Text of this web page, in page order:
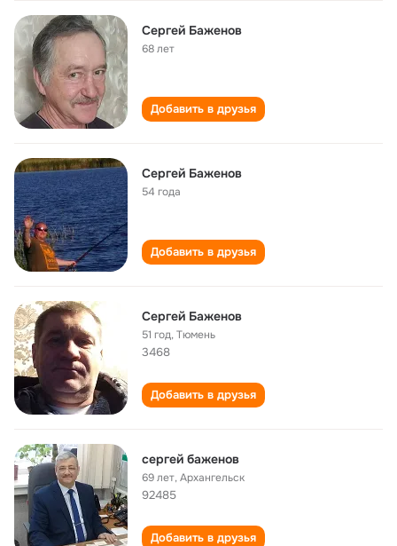
Сергей Баженов
68 лет
Добавить в друзья
Сергей Баженов
54 года
Добавить в друзья
Сергей Баженов
51 год,Тюмень
3468
Добавить в друзья
сергей баженов
69 лет,Архангельск
92485
Добавить в друзья